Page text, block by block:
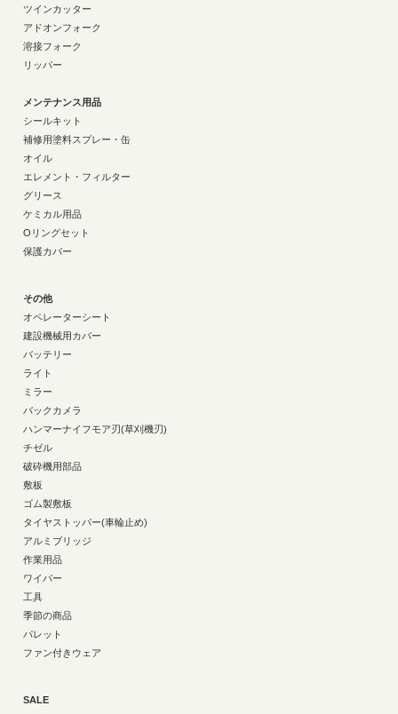
ツインカッター
アドオンフォーク
溶接フォーク
リッパー
メンテナンス用品
シールキット
補修用塗料スプレー・缶
オイル
エレメント・フィルター
グリース
ケミカル用品
Oリングセット
保護カバー
その他
オペレーターシート
建設機械用カバー
バッテリー
ライト
ミラー
バックカメラ
ハンマーナイフモア刃(草刈機刃)
チゼル
破砕機用部品
敷板
ゴム製敷板
タイヤストッパー(車輪止め)
アルミブリッジ
作業用品
ワイパー
工具
季節の商品
パレット
ファン付きウェア
SALE